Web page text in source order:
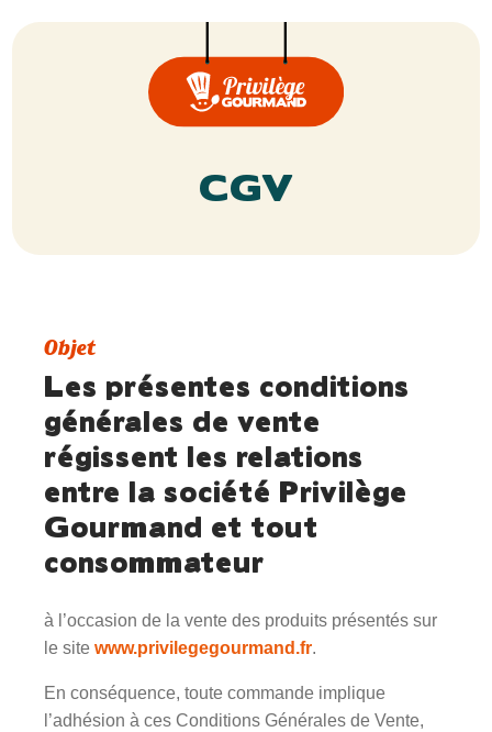
CGV
Objet
Les présentes conditions
générales de vente
régissent les relations
entre la société Privilège
Gourmand et tout
consommateur
à l’occasion de la vente des produits présentés sur
le sitewww.privilegegourmand.fr.
En conséquence, toute commande implique
l’adhésion à ces Conditions Générales de Vente,